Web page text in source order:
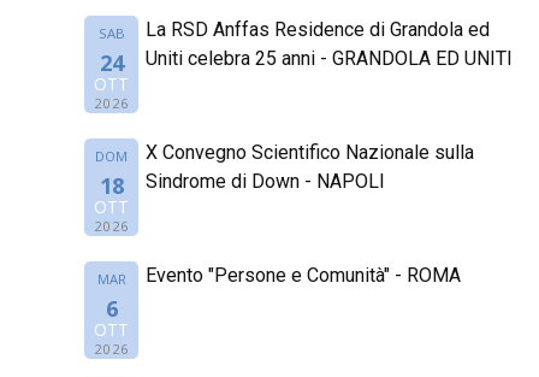
SAB
24
OTT
2026
La RSD Anffas Residence di Grandola ed
Uniti celebra 25 anni - GRANDOLA ED UNITI
DOM
18
OTT
2026
X Convegno Scientifico Nazionale sulla
Sindrome di Down - NAPOLI
MAR
6
OTT
2026
Evento "Persone e Comunità" - ROMA